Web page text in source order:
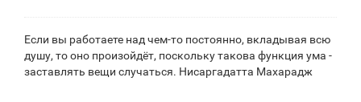
Если вы работаете над чем-то постоянно, вкладывая всю
душу, то оно произойдёт, поскольку такова функция ума -
заставлять вещи случаться. Нисаргадатта Махарадж